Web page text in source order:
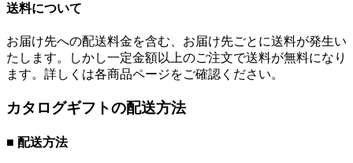
送料について
お届け先への配送料金を含む、お届け先ごとに送料が発生い
たします。しかし一定金額以上のご注文で送料が無料になり
ます。詳しくは各商品ページをご確認ください。
カタログギフトの配送方法
■ 配送方法